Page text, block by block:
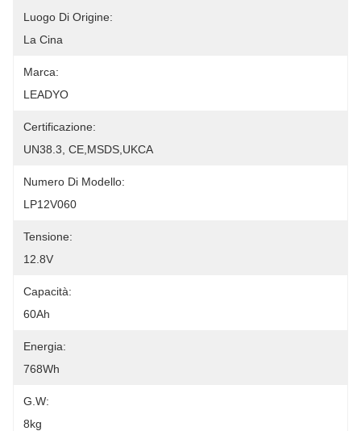
Luogo Di Origine:
La Cina
Marca:
LEADYO
Certificazione:
UN38.3, CE,MSDS,UKCA
Numero Di Modello:
LP12V060
Tensione:
12.8V
Capacità:
60Ah
Energia:
768Wh
G.W:
8kg